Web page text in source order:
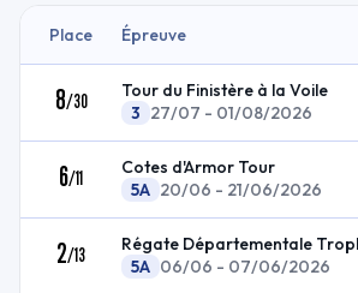
Place Épreuve
8/30
Tour du Finistère à la Voile
3 27/07 - 01/08/2026
6/11
Cotes d'Armor Tour
5A 20/06 - 21/06/2026
2/13
5A 06/06 - 07/06/2026